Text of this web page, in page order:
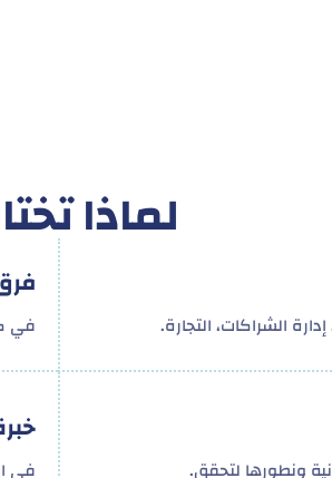
لماذا
الشراكات، التجارة. في
ونطورها لتحقق. في